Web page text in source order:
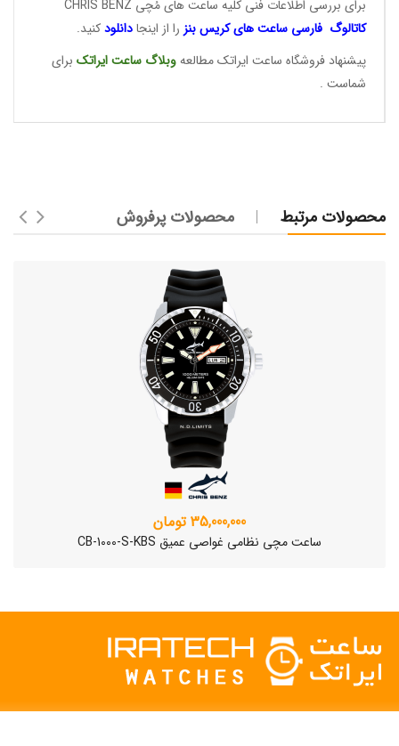
برای بررسی اطلاعات فنی کلیه ساعت های مُچی CHRIS BENZ
کاتالوگ فارسی ساعت هایکریس بنز را از اینجادانلودکنید.
پیشنهاد فروشگاه ساعت ایراتک مطالعهوبلاگ ساعتایراتک برای
شماست .
محصولات مرتبط محصولات پرفروش
35,000,000 تومان
ساعت مچی نظامی غواصی عمیق CB-1000-S-KBS